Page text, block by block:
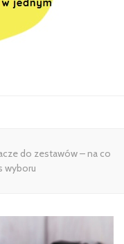
do zestawów – na co
wyboru